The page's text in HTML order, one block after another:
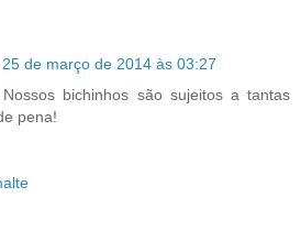
25 de março de 2014 às 03:27
bichinhos são sujeitos a tantas
pena!